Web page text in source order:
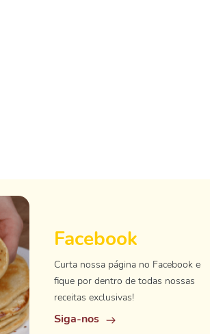
Facebook
Curta nossa página no Facebook e
fique por dentro de todas nossas
receitas exclusivas!
Siga-nos